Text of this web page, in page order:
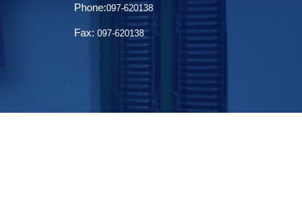
Phone:097-620138
Fax: 097-620138